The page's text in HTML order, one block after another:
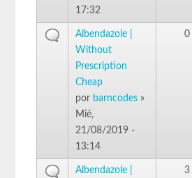
17:32
Albendazole |
Without
Prescription
Cheap
por barncodes »
Mié,
21/08/2019 -
13:14
0
Albendazole | 3